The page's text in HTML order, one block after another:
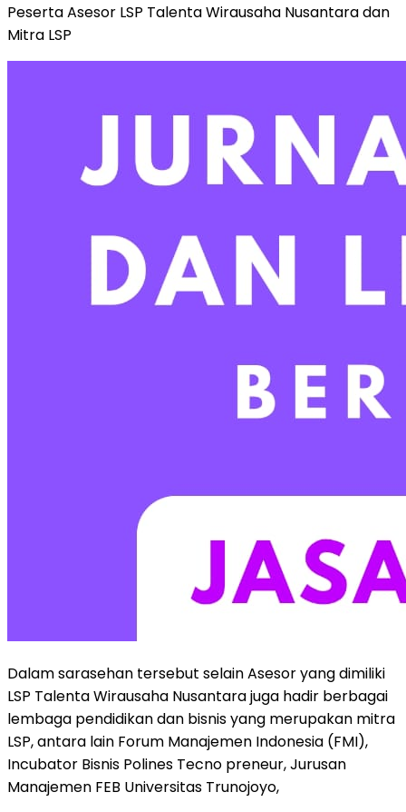
Peserta Asesor LSP Talenta Wirausaha Nusantara dan
Mitra LSP
Dalam sarasehan tersebut selain Asesor yang dimiliki
LSP Talenta Wirausaha Nusantara juga hadir berbagai
lembaga pendidikan dan bisnis yang merupakan mitra
LSP, antara lain Forum Manajemen Indonesia (FMI),
Incubator Bisnis Polines Tecno preneur, Jurusan
Manajemen FEB Universitas Trunojoyo,